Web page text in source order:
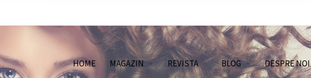
HOME MAGAZIN REVISTA BLOG DESPRE NOI